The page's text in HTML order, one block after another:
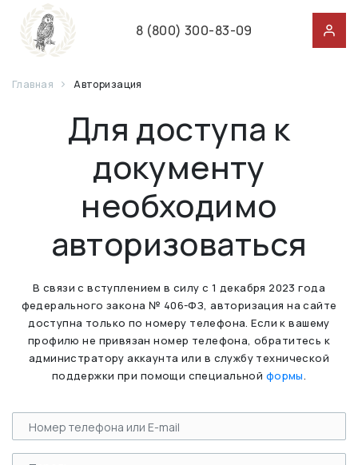
8 (800) 300-83-09
Главная Авторизация
Для доступа к
документу
необходимо
авторизоваться
В связи с вступлением в силу с 1 декабря 2023 года
федерального закона № 406-ФЗ, авторизация на сайте
доступна только по номеру телефона. Если к вашему
профилю не привязан номер телефона, обратитесь к
администратору аккаунта или в службу технической
поддержки при помощи специальной формы.